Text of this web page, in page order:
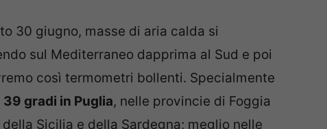
30 giugno, masse di aria calda si
sul Mediterraneo dapprima al Sud e poi
così termometri bollenti. Specialmente
39 gradi in Puglia, nelle provincie di Foggia
Sicilia e della Sardegna; meglio nelle